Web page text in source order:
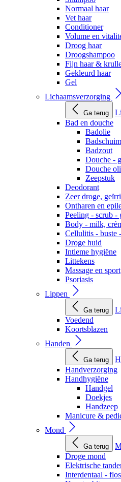
Normaal haar
Vet haar
Conditioner
Volume en
Droog haar
Droogshampoo
Fijn haar &
Gekleurd haar
Gel
Lichaamsverzorging
Ga terug
Bad en douche
Badolie
Badschuim
Badzout
Douche -
Douche
Zeepstuk
Deodorant
Zeer droge,
Ontharen en
Peeling - scrub -
Body - milk,
Cellulitis - buste
Droge huid
Intieme hygiëne
Littekens
Massage en sport
Psoriasis
Lippen
Ga terug
Voedend
Koortsblazen
Handen
Ga terug
Handverzorging
Handhygiëne
Handgel
Doekjes
Handzeep
Manicure &
Mond
Ga terug
Droge mond
Elektrische
Interdentaal - flos